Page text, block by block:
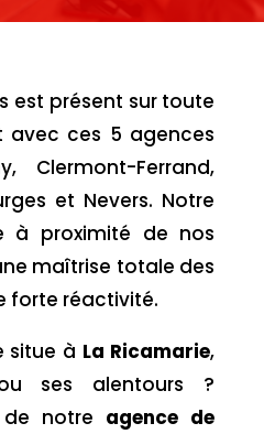
est présent sur toute
avec ces 5 agences
Clermont-Ferrand,
et Nevers. Notre
à proximité de nos
maîtrise totale des
forte réactivité.
situe à La Ricamarie,
ses alentours ?
de notre agence de